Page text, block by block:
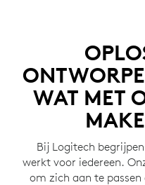
WAT MET
Bij Logitech
werkt voor iedereen.
om zich aan te